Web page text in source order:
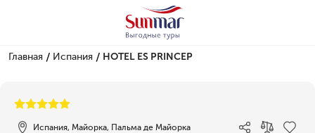
Главная / Испания / HOTEL ES PRINCEP
Испания, Майорка, Пальма де Майорка